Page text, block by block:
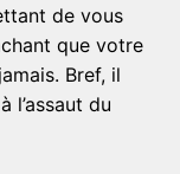
de vous
que votre
Bref, il
l’assaut du